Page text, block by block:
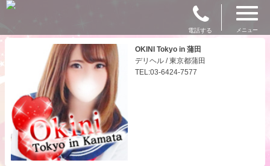
電話する メニュー
OKINI Tokyo in 蒲田
デリヘル / 東京都蒲田
TEL:03-6424-7577